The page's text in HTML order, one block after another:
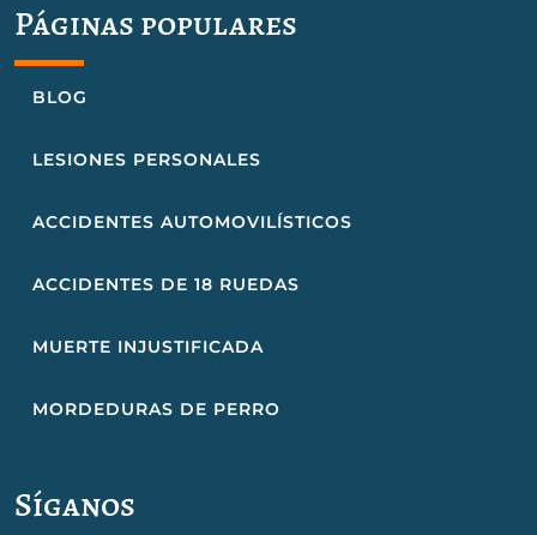
Páginas populares
BLOG
LESIONES PERSONALES
ACCIDENTES AUTOMOVILÍSTICOS
ACCIDENTES DE 18 RUEDAS
MUERTE INJUSTIFICADA
MORDEDURAS DE PERRO
Síganos